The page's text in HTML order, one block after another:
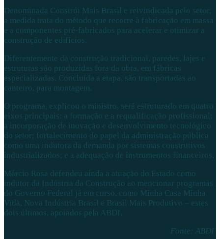
Denominada Constrói Mais Brasil e reivindicada pelo setor,
a medida trata do método que recorre à fabricação em massa
e a componentes pré-fabricados para acelerar e otimizar a
construção de edifícios.
Diferentemente da construção tradicional, paredes, lajes e
estruturas são produzidas fora da obra, em fábricas
especializadas. Concluída a etapa, são transportadas ao
canteiro, para montagem.
O programa, explicou o ministro, será estruturado em quatro
eixos principais: a formação e a requalificação profissional;
a incorporação de inovação e desenvolvimento tecnológico
do setor; fortalecimento do papel da administração pública
como uma indutora da demanda por sistemas construtivos
industrializados; e a adequação de instrumentos financeiros.
Márcio Rosa defendeu ainda a atuação do Estado como
indutor da Indústria da Construção ao mencionar programas
do Governo Federal já em curso, como Minha Casa Minha
Vida, Nova Indústria Brasil e Brasil Mais Produtivo – estes
dois últimos, apoiados pela ABDI.
Fonte: ABDI